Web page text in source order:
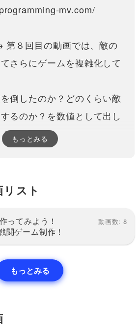
mv.com/
８回目の動画では、敵の
さらにゲームを複雑化して
倒したのか？どのくらい敵
るのか？を数値として出し
ンカウントするための仕組
作れた方お疲れ様でした！
加したい方は、以下のよう
張ってみてください！
もっとみる
スト
ってみよう！
ゲーム制作！
動画数: 8
もっとみる